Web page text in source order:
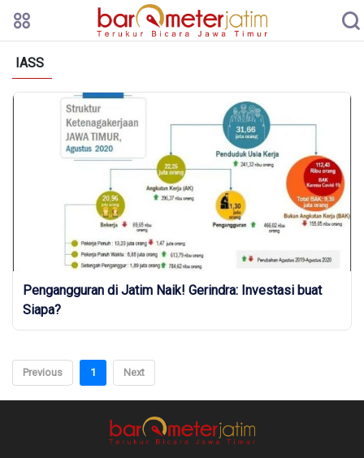
IASS
Pengangguran di Jatim Naik! Gerindra: Investasi buat
Siapa?
Previous 1 Next